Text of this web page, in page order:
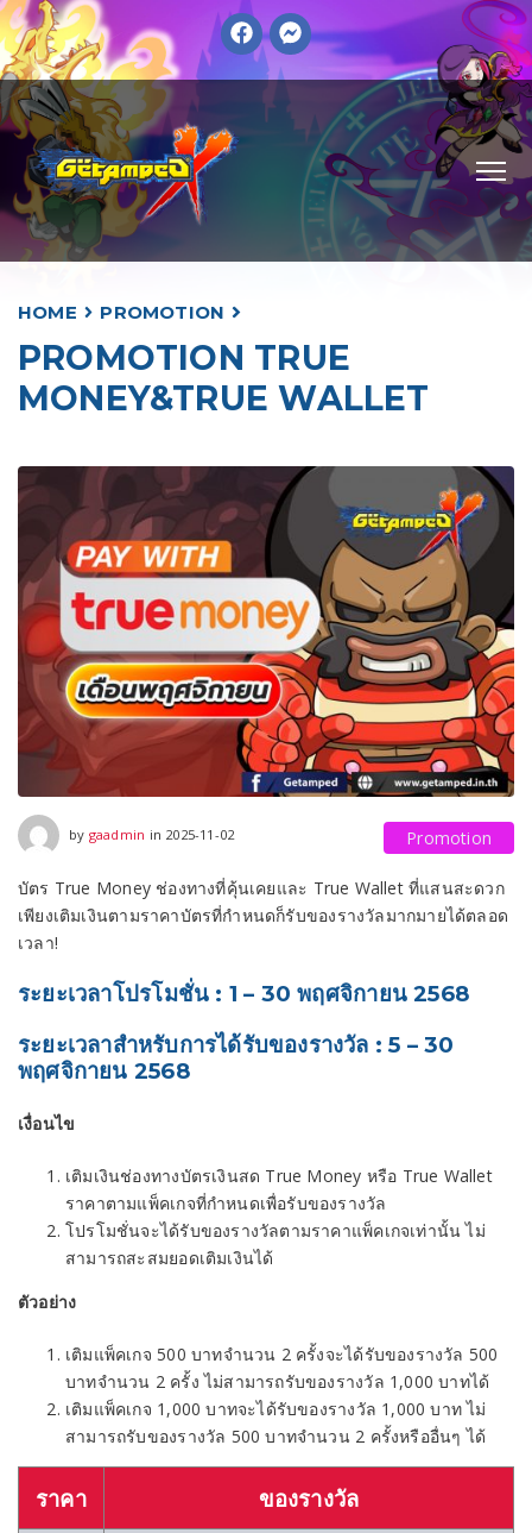
HOME PROMOTION
PROMOTION TRUE
MONEY&TRUE WALLET
by gaadmin in 2025-11-02 Promotion
บัตร True Money ช่องทางที่คุ้นเคยและ True Wallet ที่แสนสะดวก
เพียงเติมเงินตามราคาบัตรที่กำหนดก็รับของรางวัลมากมายได้ตลอด
เวลา!
ระยะเวลาโปรโมชั่น : 1 – 30 พฤศจิกายน 2568
ระยะเวลาสำหรับการได้รับของรางวัล : 5 – 30
พฤศจิกายน 2568
เงื่อนไข
เติมเงินช่องทางบัตรเงินสด True Money หรือ True Wallet
ราคาตามแพ็คเกจที่กำหนดเพื่อรับของรางวัล
โปรโมชั่นจะได้รับของรางวัลตามราคาแพ็คเกจเท่านั้น ไม่
สามารถสะสมยอดเติมเงินได้
ตัวอย่าง
เติมแพ็คเกจ 500 บาทจำนวน 2 ครั้งจะได้รับของรางวัล 500
บาทจำนวน 2 ครั้ง ไม่สามารถรับของรางวัล 1,000 บาทได้
เติมแพ็คเกจ 1,000 บาทจะได้รับของรางวัล 1,000 บาท ไม่
สามารถรับของรางวัล 500 บาทจำนวน 2 ครั้งหรืออื่นๆ ได้
ราคา ของรางวัล